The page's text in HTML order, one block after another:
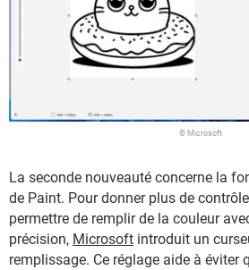
© Microsoft
La seconde nouveauté concerne la
de Paint. Pour donner plus de
permettre de remplir de la couleur
précision, Microsoft introduit un
remplissage. Ce réglage aide à éviter